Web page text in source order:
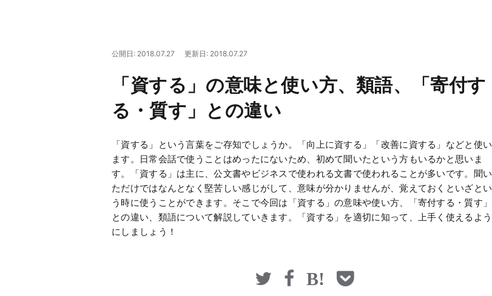
公開日: 2018.07.27 更新日: 2018.07.27
「資する」の意味と使い方、類語、「寄付す
る・質す」との違い
「資する」という言葉をご存知でしょうか。「向上に資する」「改善に資する」などと使い
ます。日常会話で使うことはめったにないため、初めて聞いたという方もいるかと思いま
す。「資する」は主に、公文書やビジネスで使われる文書で使われることが多いです。聞い
ただけではなんとなく堅苦しい感じがして、意味が分かりませんが、覚えておくといざとい
う時に使うことができます。そこで今回は「資する」の意味や使い方、「寄付する・質す」
との違い、類語について解説していきます。「資する」を適切に知って、上手く使えるよう
にしましょう！